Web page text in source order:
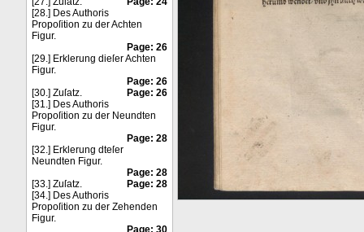
[28.] Des Authoris
Propoſition zu der Achten
Figur.
Page: 26
[29.] Erklerung dieſer Achten
Figur.
Page: 26
[30.] Zuſatz.
Page: 26
[31.] Des Authoris
Propoſition zu der Neundten
Figur.
Page: 28
[32.] Erklerung dteſer
Neundten Figur.
Page: 28
[33.] Zuſatz.
Page: 28
[34.] Des Authoris
Propoſition zu der Zehenden
Figur.
Page: 30